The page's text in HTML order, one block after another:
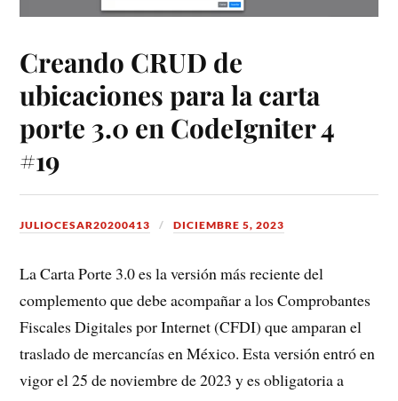
Creando CRUD de
ubicaciones para la carta
porte 3.0 en CodeIgniter 4
#19
JULIOCESAR20200413 DICIEMBRE 5, 2023
La Carta Porte 3.0 es la versión más reciente del
complemento que debe acompañar a los Comprobantes
Fiscales Digitales por Internet (CFDI) que amparan el
traslado de mercancías en México. Esta versión entró en
vigor el 25 de noviembre de 2023 y es obligatoria a